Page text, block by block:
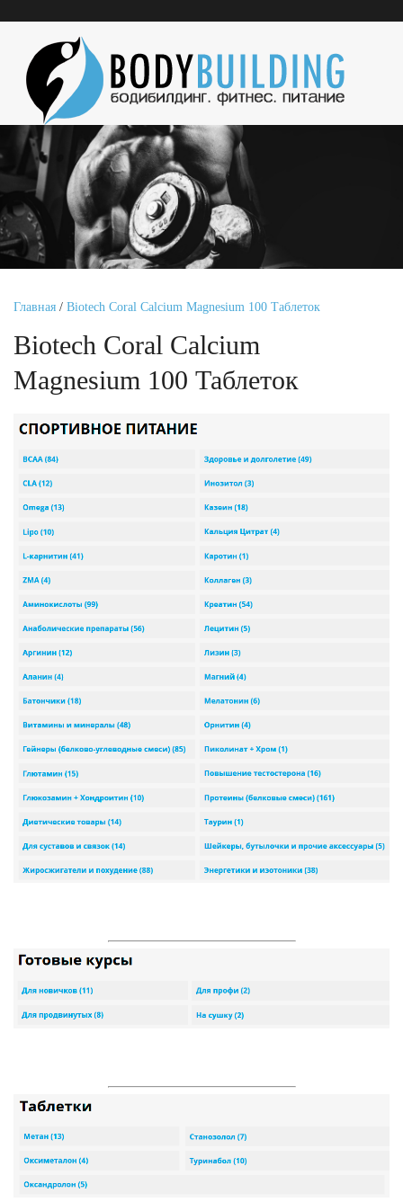
Главная / Biotech Coral Calcium Magnesium 100 Таблеток
Biotech Coral Calcium
Magnesium 100 Таблеток